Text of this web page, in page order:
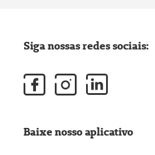
Siga nossas redes sociais:
Baixe nosso aplicativo